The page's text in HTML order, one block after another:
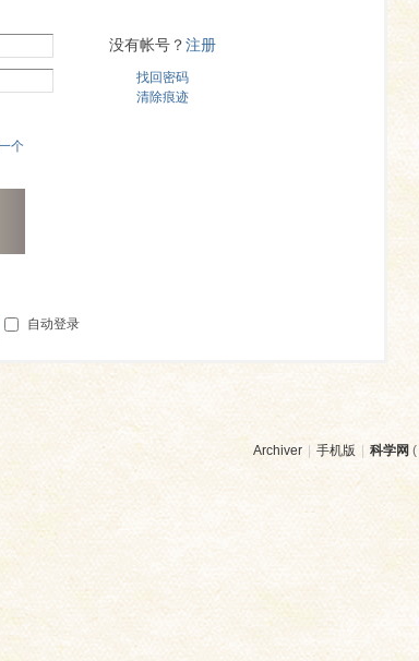
个
没有帐号？注册
找回密码
清除痕迹
自动登录
Archiver | 手机版 | 科学网 (